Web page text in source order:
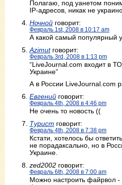
Полагаю, под уанетом
IP-адресов, никак не
Ночнойговорит:
Февраль 1st, 2008 в 10:17 am
А какой самый популярный
Azimutговорит:
Февраль 3rd, 2008 в 1:13 pm
“LiveJournal.com входит в
Украине”
А в России LiveJournal.com
Евгенийговорит:
Февраль 4th, 2008 в 4:46 pm
Не очень то новость ((
Турист говорит:
Февраль 4th, 2008 в 7:38 pm
Кстати, хотелось бы
не порадаксально, но в
Украине.
zed2002говорит:
Февраль 6th, 2008 в 7:00 am
Можно настроить файрвол -